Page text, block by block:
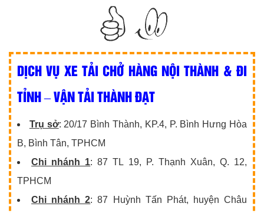
DỊCH VỤ XE TẢI CHỞ HÀNG NỘI THÀNH & ĐI
TỈNH – VẬN TẢI THÀNH ĐẠT
Trụ sở: 20/17 Bình Thành, KP.4, P. Bình Hưng Hòa
B, Bình Tân, TPHCM
Chi nhánh 1: 87 TL 19, P. Thạnh Xuân, Q. 12,
TPHCM
Chi nhánh 2: 87 Huỳnh Tấn Phát, huyện Châu